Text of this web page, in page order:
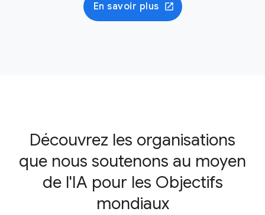
En savoir plus
Découvrez les organisations
que nous soutenons au moyen
de l'IA pour les Objectifs
mondiaux